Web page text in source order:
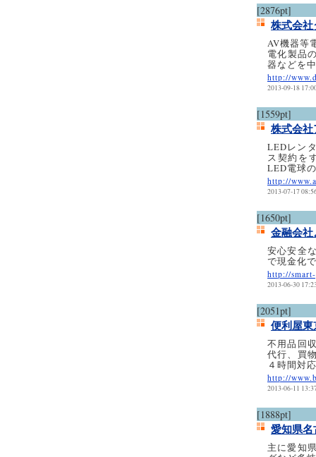
[2876pt]
株式会
AV機器等
電化製品
器などを
http://
2013-09-18
[1559pt]
株式会
LEDレン
ス契約を
LED電球
http://
2013-07-17
[1650pt]
金融会
安心安全
で現金化
http://
2013-06-30
[2051pt]
便利屋
不用品回
代行、買
４時間対
http://
2013-06-11
[1888pt]
愛知県
主に愛知